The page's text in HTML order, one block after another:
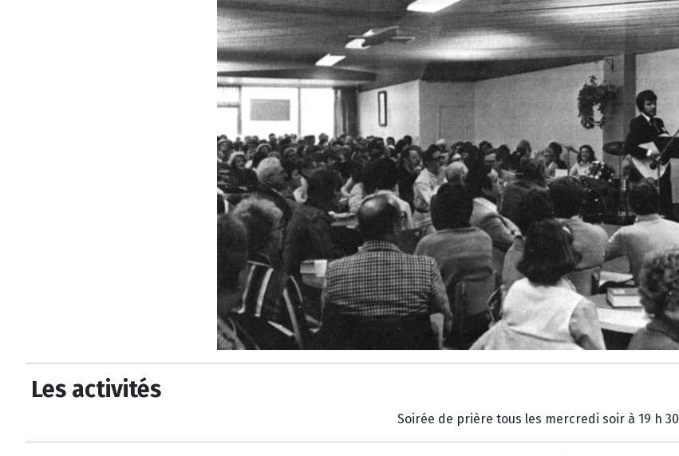
Les activités
Soirée de prière tous les mercredi soir à 19 h 30